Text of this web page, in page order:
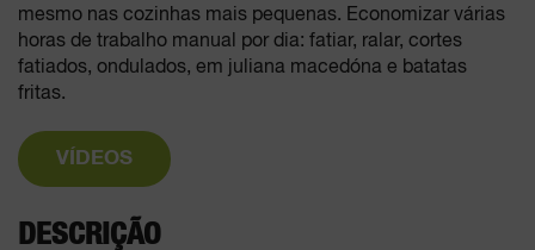
mesmo nas cozinhas mais pequenas. Economizar várias
horas de trabalho manual por dia: fatiar, ralar, cortes
fatiados, ondulados, em juliana macedóna e batatas
fritas.
VÍDEOS
DESCRIÇÃO